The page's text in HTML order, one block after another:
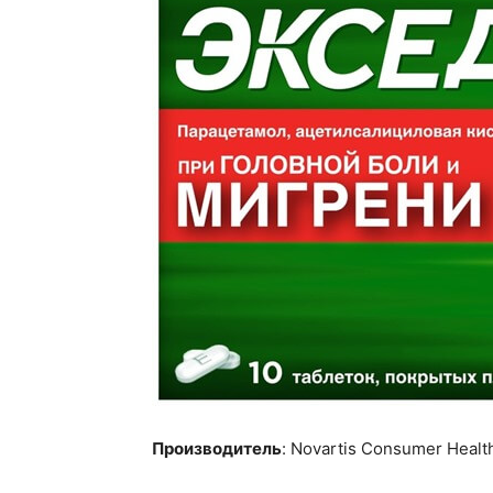
Производитель: Novartis Consumer